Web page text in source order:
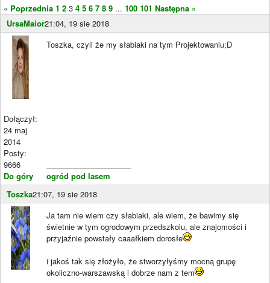
« Poprzednia 1 2 3 4 5 6 7 8 9 ... 100 101 Następna »
UrsaMaior21:04, 19 sie 2018
Dołączył:
24 maj
2014
Posty:
9666
Do góry
Toszka, czyli że my słabiaki na tym Projektowaniu;D
ogród pod lasem
Toszka21:07, 19 sie 2018
Ja tam nie wiem czy słabiaki, ale wiem, że bawimy się
świetnie w tym ogrodowym przedszkolu, ale znajomości i
przyjaźnie powstały caaałkiem dorosłe
i jakoś tak się złożyło, że stworzyłyśmy mocną grupę
okoliczno-warszawską i dobrze nam z tem